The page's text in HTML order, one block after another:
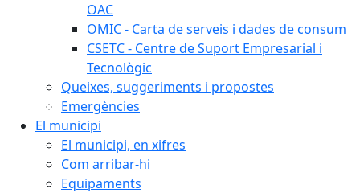
OAC
OMIC - Carta de serveis i dades de consum
CSETC - Centre de Suport Empresarial i
Tecnològic
Queixes, suggeriments i propostes
Emergències
El municipi
El municipi, en xifres
Com arribar-hi
Equipaments